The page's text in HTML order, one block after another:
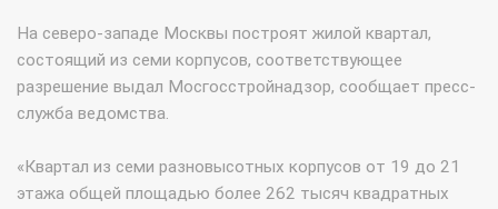
На северо-западе Москвы построят жилой квартал,
состоящий из семи корпусов, соответствующее
разрешение выдал Мосгосстройнадзор, сообщает пресс-
служба ведомства.
«Квартал из семи разновысотных корпусов от 19 до 21
этажа общей площадью более 262 тысяч квадратных